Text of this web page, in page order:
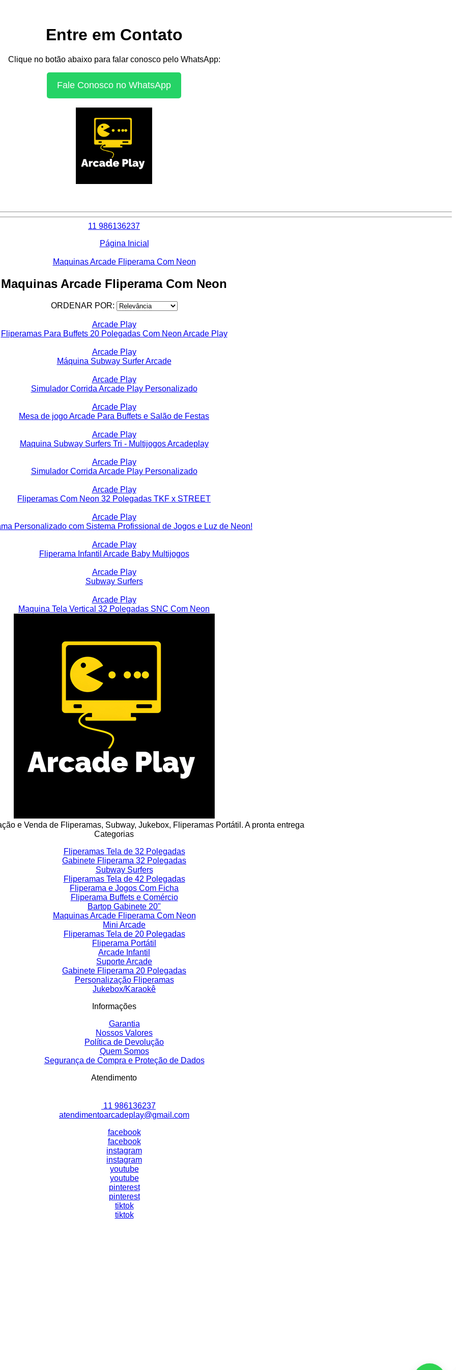
Entre em Contato
Clique no botão abaixo para falar conosco pelo WhatsApp:
Fale Conosco no WhatsApp
11 986136237
Página Inicial
Maquinas Arcade Fliperama Com Neon
Maquinas Arcade Fliperama Com Neon
ORDENAR POR:
Arcade Play
Fliperamas Para Buffets 20 Polegadas Com Neon Arcade Play
Arcade Play
Máquina Subway Surfer Arcade
Arcade Play
Simulador Corrida Arcade Play Personalizado
Arcade Play
Mesa de jogo Arcade Para Buffets e Salão de Festas
Arcade Play
Maquina Subway Surfers Tri - Multijogos Arcadeplay
Arcade Play
Simulador Corrida Arcade Play Personalizado
Arcade Play
Fliperamas Com Neon 32 Polegadas TKF x STREET
Arcade Play
Personalizado com Sistema Profissional de Jogos e Luz de Neon!
Arcade Play
Fliperama Infantil Arcade Baby Multijogos
Arcade Play
Subway Surfers
Arcade Play
Maquina Tela Vertical 32 Polegadas SNC Com Neon
e Venda de Fliperamas, Subway, Jukebox, Fliperamas Portátil. A pronta entrega
Categorias
Fliperamas Tela de 32 Polegadas
Gabinete Fliperama 32 Polegadas
Subway Surfers
Fliperamas Tela de 42 Polegadas
Fliperama e Jogos Com Ficha
Fliperama Buffets e Comércio
Bartop Gabinete 20"
Maquinas Arcade Fliperama Com Neon
Mini Arcade
Fliperamas Tela de 20 Polegadas
Fliperama Portátil
Arcade Infantil
Suporte Arcade
Gabinete Fliperama 20 Polegadas
Personalização Fliperamas
Jukebox/Karaokê
Informações
Garantia
Nossos Valores
Política de Devolução
Quem Somos
Segurança de Compra e Proteção de Dados
Atendimento
11 986136237
atendimentoarcadeplay@gmail.com
facebook
facebook
instagram
instagram
youtube
youtube
pinterest
pinterest
tiktok
tiktok